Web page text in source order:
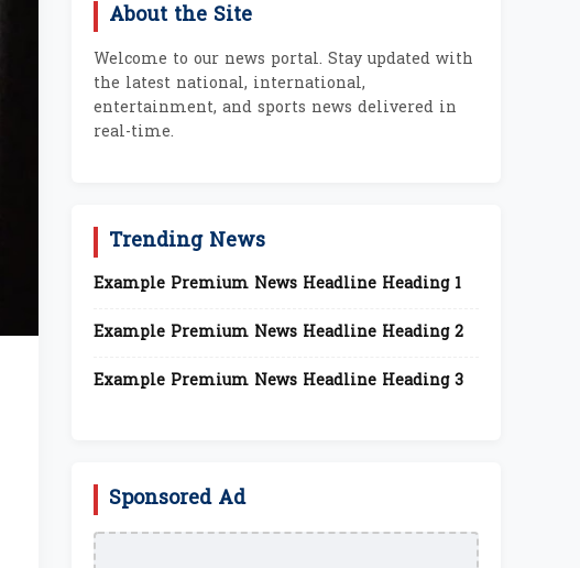
About the Site
Welcome to our news portal. Stay updated with
the latest national, international,
entertainment, and sports news delivered in
real-time.
Trending News
Example Premium News Headline Heading 1
Example Premium News Headline Heading 2
Example Premium News Headline Heading 3
Sponsored Ad